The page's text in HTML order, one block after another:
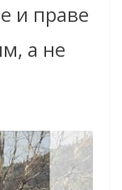
и праве
а не